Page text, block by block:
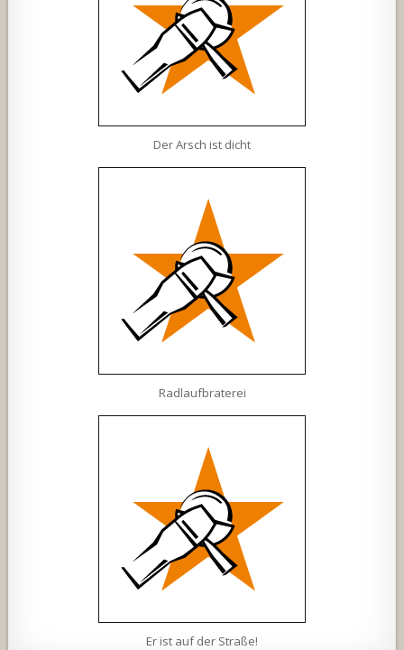
Der Arsch ist dicht
Radlaufbraterei
Er ist auf der Straße!